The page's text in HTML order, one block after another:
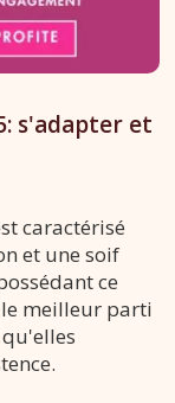
s'adapter et
caractérisé
et une soif
ce
meilleur parti